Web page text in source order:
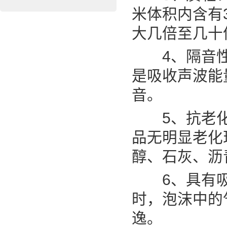
米体积内含
大几倍至几十
4、隔音性
是吸收声波
音。
5、抗老化
品无明显老
醇、石灰、
6、具有吸
时，泡沫中
逸。